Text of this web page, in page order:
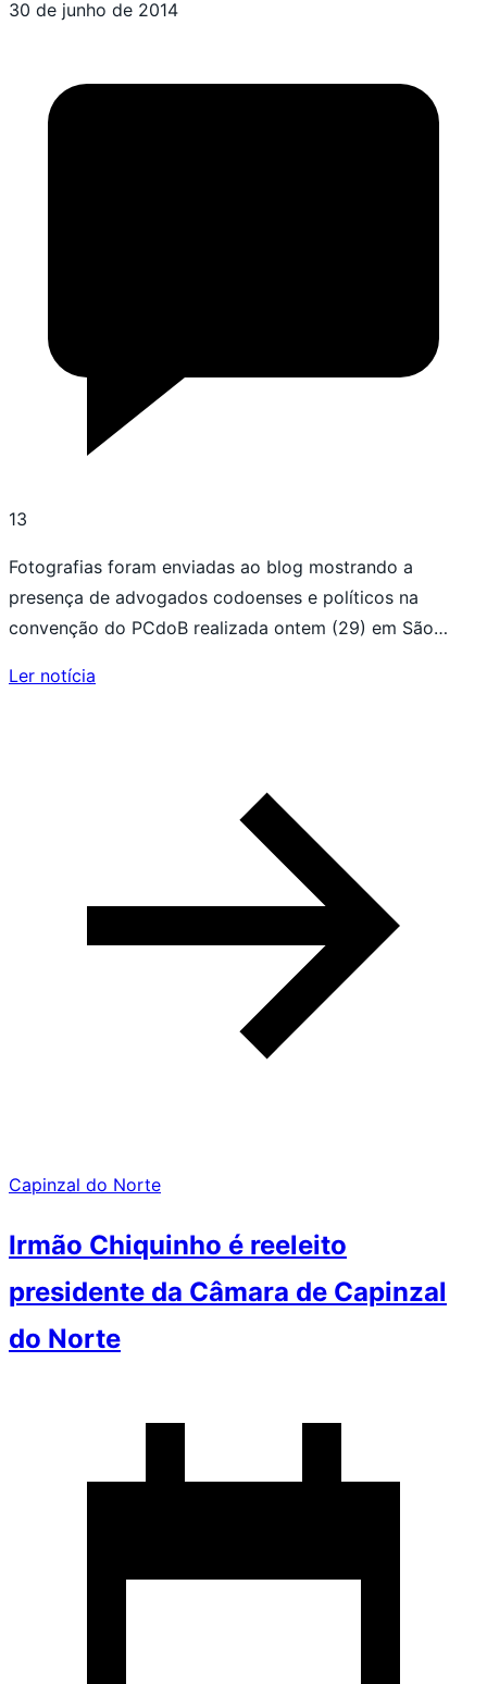
30 de junho de 2014
13
Fotografias foram enviadas ao blog mostrando a
presença de advogados codoenses e políticos na
convenção do PCdoB realizada ontem (29) em São…
Ler notícia
Capinzal do Norte
Irmão Chiquinho é reeleito
presidente da Câmara de Capinzal
do Norte